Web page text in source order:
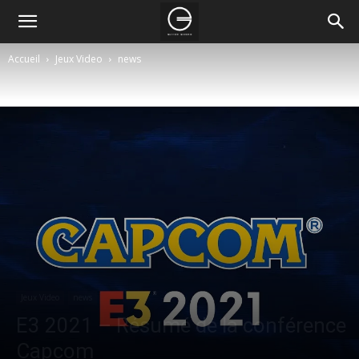
Accueil Jeux Video news
E3 2021 – Résumé de la conférence